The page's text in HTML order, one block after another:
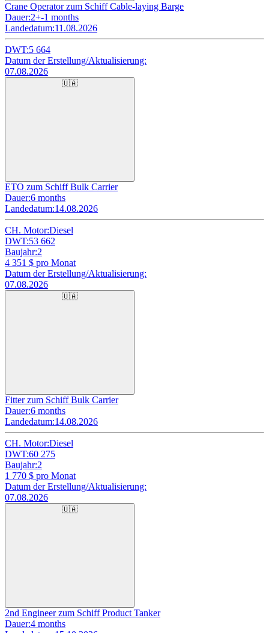
Crane Operator zum Schiff Cable-laying Barge
Dauer:2+-1 months
Landedatum:11.08.2026
DWT:5 664
Datum der Erstellung/Aktualisierung:
07.08.2026
🇺🇦
ETO zum Schiff Bulk Carrier
Dauer:6 months
Landedatum:14.08.2026
CH. Motor:Diesel
DWT:53 662
Baujahr:2
4 351 $ pro Monat
Datum der Erstellung/Aktualisierung:
07.08.2026
🇺🇦
Fitter zum Schiff Bulk Carrier
Dauer:6 months
Landedatum:14.08.2026
CH. Motor:Diesel
DWT:60 275
Baujahr:2
1 770 $ pro Monat
Datum der Erstellung/Aktualisierung:
07.08.2026
🇺🇦
2nd Engineer zum Schiff Product Tanker
Dauer:4 months